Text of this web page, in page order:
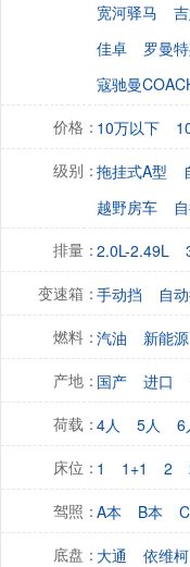
宽河驿马
佳卓
罗曼
寇驰曼
价格：10万以下
级别：拖挂式A型
越野房车
排量：2.0L-2.49L
变速箱：手动挡 自
燃料：汽油 新能源
产地：国产 进口
荷载：4人 5人 6
床位：1 1+1 2
驾照：A本 B本
底盘：大通 依维柯